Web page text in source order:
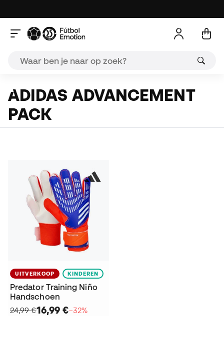
ADIDAS ADVANCEMENT
PACK
UITVERKOOP KINDEREN
Predator Training Niño
Handschoen
24,99 €16,99 €−32%